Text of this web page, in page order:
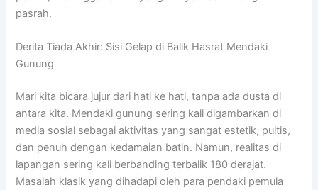
pasrah.
Derita Tiada Akhir: Sisi Gelap di Balik Hasrat Mendaki
Gunung
Mari kita bicara jujur dari hati ke hati, tanpa ada dusta di
antara kita. Mendaki gunung sering kali digambarkan di
media sosial sebagai aktivitas yang sangat estetik, puitis,
dan penuh dengan kedamaian batin. Namun, realitas di
lapangan sering kali berbanding terbalik 180 derajat.
Masalah klasik yang dihadapi oleh para pendaki pemula